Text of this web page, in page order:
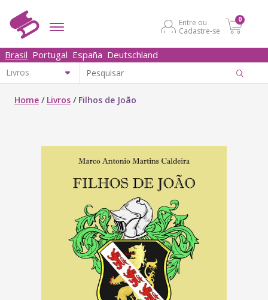
Entre ou
Cadastre-se
0
Brasil Portugal España Deutschland
Home / Livros / Filhos de João